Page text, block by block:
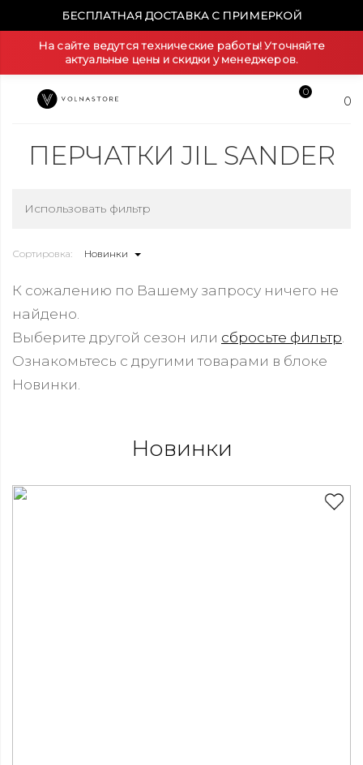
БЕСПЛАТНАЯ ДОСТАВКА С ПРИМЕРКОЙ
На сайте ведутся технические работы! Уточняйте
актуальные цены и скидки у менеджеров.
0
0
ПЕРЧАТКИ JIL SANDER
Использовать фильтр
Сортировка: Новинки
К сожалению по Вашему запросу ничего не
найдено.
Выберите другой сезон или сбросьте фильтр
Ознакомьтесь с другими товарами в блоке
Новинки.
Новинки